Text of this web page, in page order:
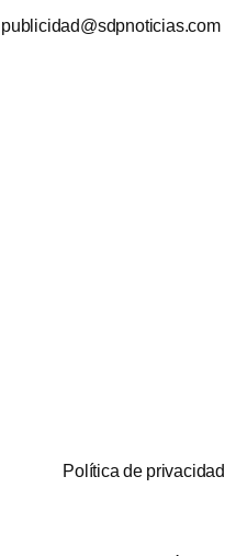
publicidad@sdpnoticias.com
Política de privacidad